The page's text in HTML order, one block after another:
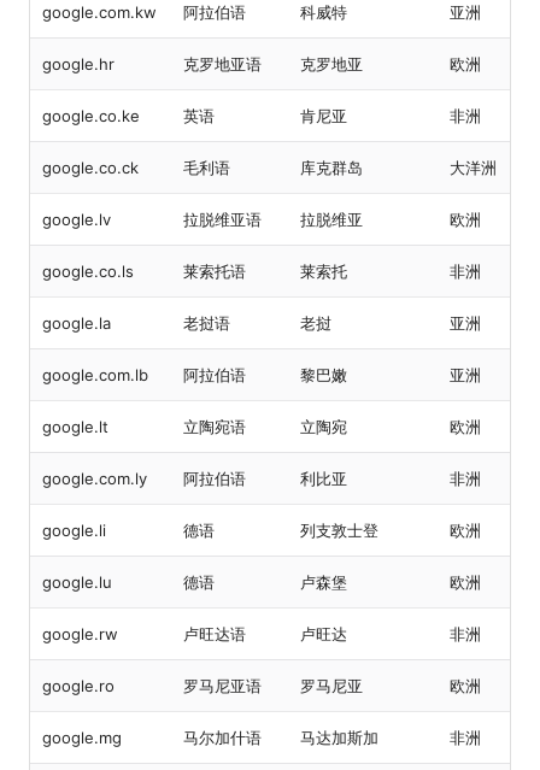
google.com.kw 阿拉伯语 科威特 亚洲
google.hr 克罗地亚语 克罗地亚 欧洲
google.co.ke 英语 肯尼亚 非洲
google.co.ck 毛利语 库克群岛 大洋洲
google.lv 拉脱维亚语 拉脱维亚 欧洲
google.co.ls 莱索托语 莱索托 非洲
google.la 老挝语 老挝 亚洲
google.com.lb 阿拉伯语 黎巴嫩 亚洲
google.lt 立陶宛语 立陶宛 欧洲
google.com.ly 阿拉伯语 利比亚 非洲
google.li 德语 列支敦士登 欧洲
google.lu 德语 卢森堡 欧洲
google.rw 卢旺达语 卢旺达 非洲
google.ro 罗马尼亚语 罗马尼亚 欧洲
google.mg 马尔加什语 马达加斯加 非洲